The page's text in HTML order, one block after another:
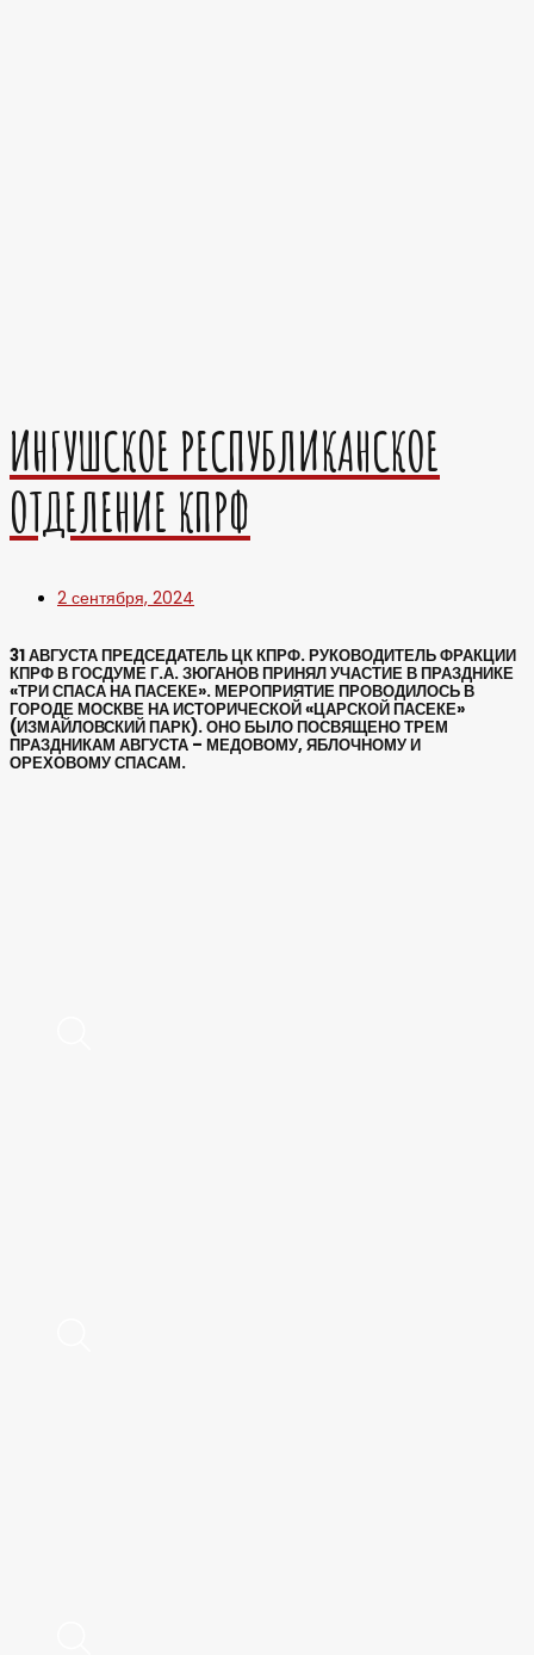
ИНГУШСКОЕ РЕСПУБЛИКАНСКОЕ
ОТДЕЛЕНИЕ КПРФ
2 сентября, 2024
31 АВГУСТА ПРЕДСЕДАТЕЛЬ ЦК КПРФ. РУКОВОДИТЕЛЬ ФРАКЦИИ
КПРФ В ГОСДУМЕ Г.А. ЗЮГАНОВ ПРИНЯЛ УЧАСТИЕ В ПРАЗДНИКЕ
«ТРИ СПАСА НА ПАСЕКЕ». МЕРОПРИЯТИЕ ПРОВОДИЛОСЬ В
ГОРОДЕ МОСКВЕ НА ИСТОРИЧЕСКОЙ «ЦАРСКОЙ ПАСЕКЕ»
(ИЗМАЙЛОВСКИЙ ПАРК). ОНО БЫЛО ПОСВЯЩЕНО ТРЕМ
ПРАЗДНИКАМ АВГУСТА – МЕДОВОМУ, ЯБЛОЧНОМУ И
ОРЕХОВОМУ СПАСАМ.